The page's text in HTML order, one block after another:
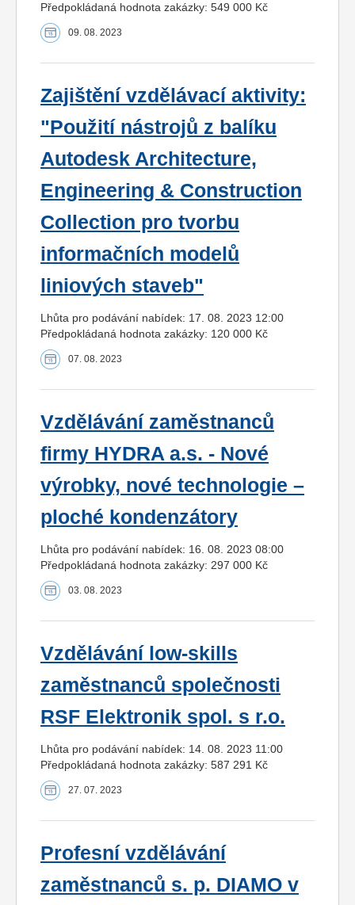
Předpokládaná hodnota zakázky: 549 000 Kč
09. 08. 2023
Zajištění vzdělávací aktivity:
"Použití nástrojů z balíku
Autodesk Architecture,
Engineering & Construction
Collection pro tvorbu
informačních modelů
liniových staveb"
Lhůta pro podávání nabídek: 17. 08. 2023 12:00
Předpokládaná hodnota zakázky: 120 000 Kč
07. 08. 2023
Vzdělávání zaměstnanců
firmy HYDRA a.s. - Nové
výrobky, nové technologie –
ploché kondenzátory
Lhůta pro podávání nabídek: 16. 08. 2023 08:00
Předpokládaná hodnota zakázky: 297 000 Kč
03. 08. 2023
Vzdělávání low-skills
zaměstnanců společnosti
RSF Elektronik spol. s r.o.
Lhůta pro podávání nabídek: 14. 08. 2023 11:00
Předpokládaná hodnota zakázky: 587 291 Kč
27. 07. 2023
Profesní vzdělávání
zaměstnanců s. p. DIAMO v